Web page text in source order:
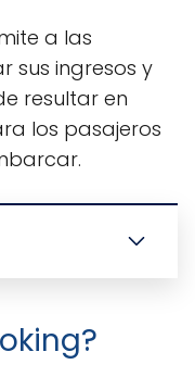
a las
sus ingresos y
resultar en
los pasajeros